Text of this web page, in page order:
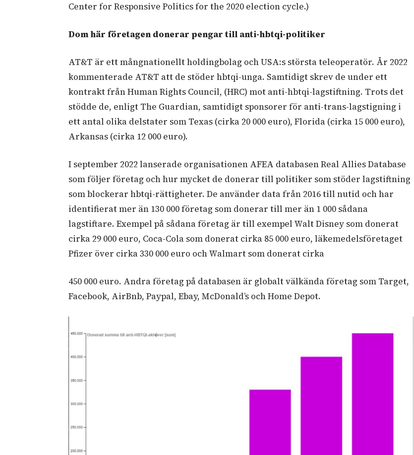
Center for Responsive Politics for the 2020 election cycle.)
Dom här företagen donerar pengar till anti-hbtqi-politiker
AT&T är ett mångnationellt holdingbolag och USA:s största teleoperatör. År 2022
kommenterade AT&T att de stöder hbtqi-unga. Samtidigt skrev de under ett
kontrakt från Human Rights Council, (HRC) mot anti-hbtqi-lagstiftning. Trots det
stödde de, enligt The Guardian, samtidigt sponsorer för anti-trans-lagstigning i
ett antal olika delstater som Texas (cirka 20 000 euro), Florida (cirka 15 000 euro),
Arkansas (cirka 12 000 euro).
I september 2022 lanserade organisationen AFEA databasen Real Allies Database
som följer företag och hur mycket de donerar till politiker som stöder lagstiftning
som blockerar hbtqi-rättigheter. De använder data från 2016 till nutid och har
identifierat mer än 130 000 företag som donerar till mer än 1 000 sådana
lagstiftare. Exempel på sådana företag är till exempel Walt Disney som donerat
cirka 29 000 euro, Coca-Cola som donerat cirka 85 000 euro, läkemedelsföretaget
Pfizer över cirka 330 000 euro och Walmart som donerat cirka
450 000 euro. Andra företag på databasen är globalt välkända företag som Target,
Facebook, AirBnb, Paypal, Ebay, McDonald’s och Home Depot.